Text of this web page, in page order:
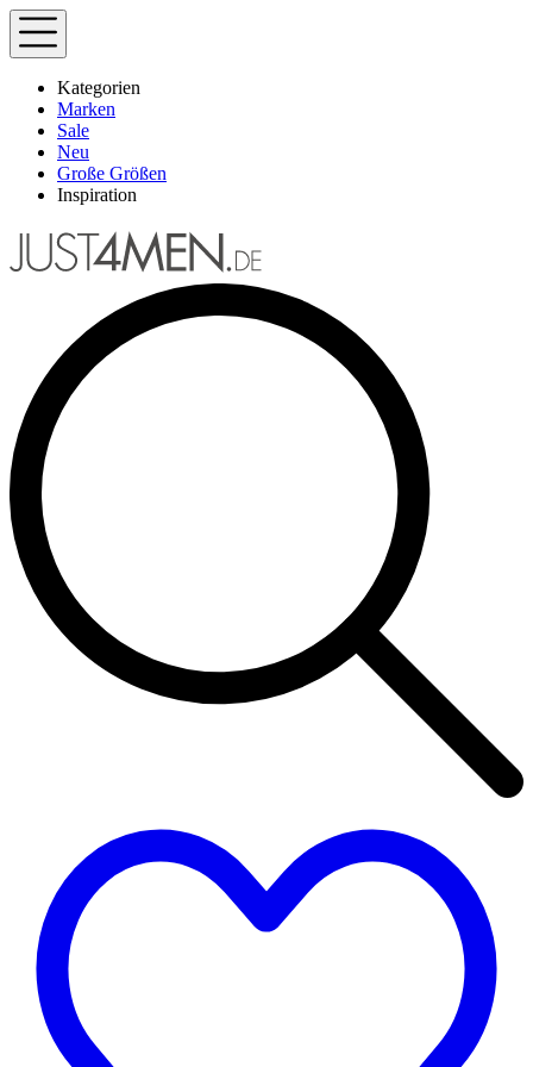
Kategorien
Marken
Sale
Neu
Große Größen
Inspiration